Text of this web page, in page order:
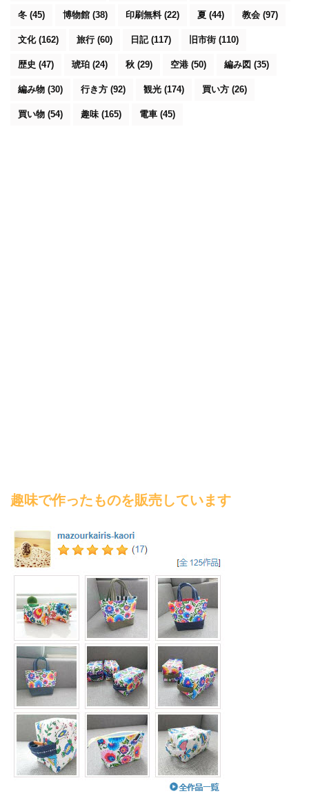
冬 (45) 博物館 (38) 印刷無料(22) 夏 (44) 教会 (97)
文化(162) 旅行 (60) 日記(117) 旧市街 (110)
歴史 (47) 琥珀 (24) 秋 (29) 空港 (50) 編み図 (35)
編み物 (30) 行き方 (92) 観光 (174) 買い方 (26)
買い物 (54) 趣味 (165) 電車 (45)
趣味で作ったものを販売しています